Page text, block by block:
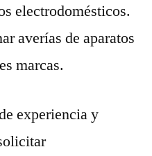
electrodomésticos.
averías de aparatos
marcas.
experiencia y